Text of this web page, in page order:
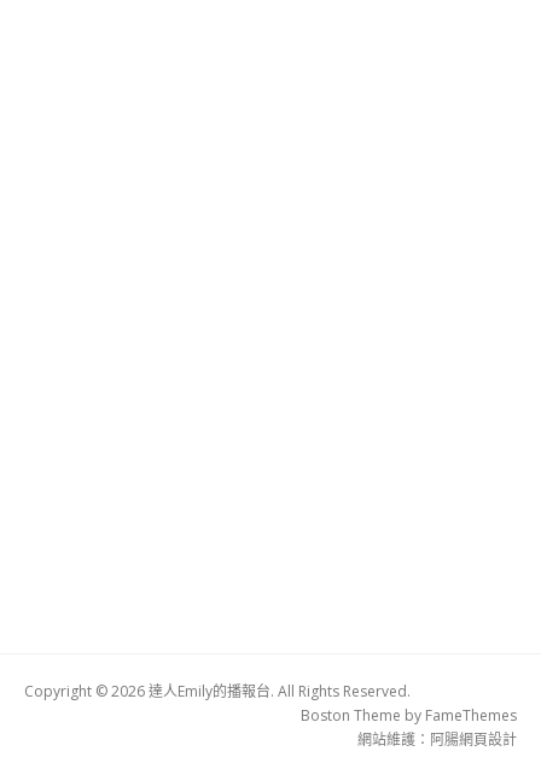
Copyright © 2026 達人Emily的播報台. All Rights Reserved.
Boston Theme by FameThemes
網站維護： 阿腸網頁設計